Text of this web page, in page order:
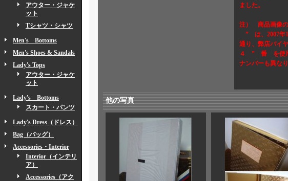
アウター・ジャケ
ット
Tシャツ・シャツ
Men's Bottoms
Men's Shoes & Sandals
Lady's Tops
アウター・ジャケ
ット
Lady's Bottoms
スカート・パンツ
Lady's Dress（ドレス）
Bag（バッグ）
Accessories・Interior
Interior（インテリ
ア）
Accessories（アク
ました。
注） 商品画像
” は、2007年
通り、弊店バイ
４ ” 番 を使用
ナンバーも異な
他の写真